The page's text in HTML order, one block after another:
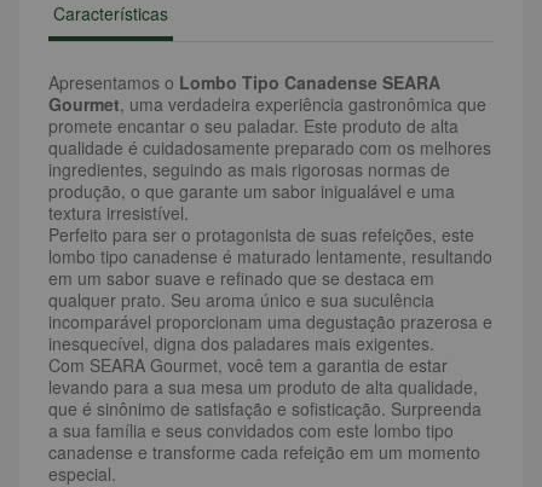
Características
Apresentamos o Lombo Tipo Canadense SEARA
Gourmet, uma verdadeira experiência gastronômica que
promete encantar o seu paladar. Este produto de alta
qualidade é cuidadosamente preparado com os melhores
ingredientes, seguindo as mais rigorosas normas de
produção, o que garante um sabor inigualável e uma
textura irresistível.
Perfeito para ser o protagonista de suas refeições, este
lombo tipo canadense é maturado lentamente, resultando
em um sabor suave e refinado que se destaca em
qualquer prato. Seu aroma único e sua suculência
incomparável proporcionam uma degustação prazerosa e
inesquecível, digna dos paladares mais exigentes.
Com SEARA Gourmet, você tem a garantia de estar
levando para a sua mesa um produto de alta qualidade,
que é sinônimo de satisfação e sofisticação. Surpreenda
a sua família e seus convidados com este lombo tipo
canadense e transforme cada refeição em um momento
especial.